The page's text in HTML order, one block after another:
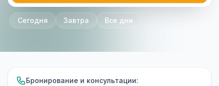
Сегодня Завтра Все дни
Бронирование и консультации: